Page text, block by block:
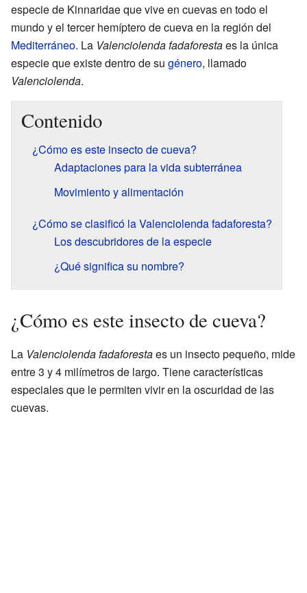
especie de Kinnaridae que vive en cuevas en todo el
mundo y el tercer hemíptero de cueva en la región del
Mediterráneo. La Valenciolenda fadaforestaes la única
especie que existe dentro de su género, llamado
Valenciolenda.
Contenido
¿Cómo es este insecto de cueva?
Adaptaciones para la vida subterránea
Movimiento y alimentación
¿Cómo se clasificó la Valenciolenda fadaforesta?
Los descubridores de la especie
¿Qué significa su nombre?
¿Cómo es este insecto de cueva?
La Valenciolenda fadaforestaes un insecto pequeño, mide
entre 3 y 4 milímetros de largo. Tiene características
especiales que le permiten vivir en la oscuridad de las
cuevas.